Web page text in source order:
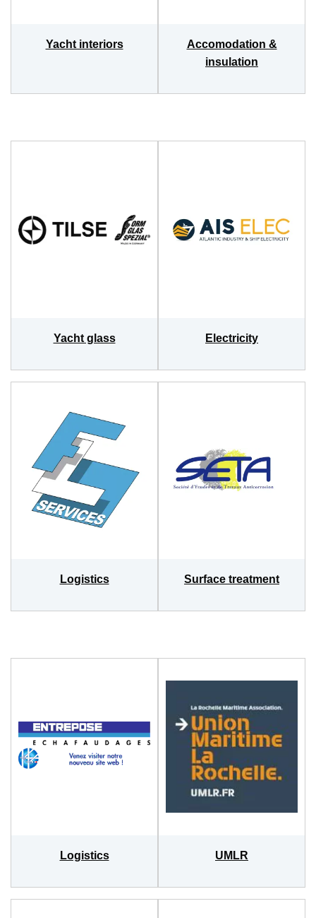
Yacht interiors
Accomodation &
insulation
Yacht glass Electricity
Logistics Surface treatment
Logistics UMLR